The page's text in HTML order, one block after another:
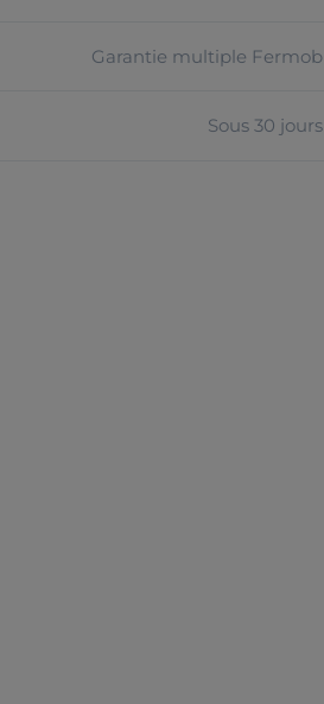
Garantie multiple Fermob
Sous 30 jours